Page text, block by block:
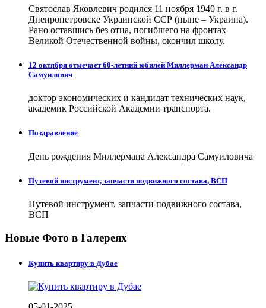
Святослав Яковлевич родился 11 ноября 1940 г. в г.
Днепропетровске Украинской ССР (ныне – Украина).
Рано оставшись без отца, погибшего на фронтах
Великой Отечественной войны, окончил школу.
12 октября отмечает 60-летний юбилей Миллерман Александр
Самуилович
доктор экономических и кандидат технических наук,
академик Российской Академии транспорта.
Поздравление
День рождения Миллермана Александра Самуиловича
Путевой инструмент, запчасти подвижного состава, ВСП
Путевой инструмент, запчасти подвижного состава,
ВСП
Новые Фото в Галереях
Купить квартиру в Дубае